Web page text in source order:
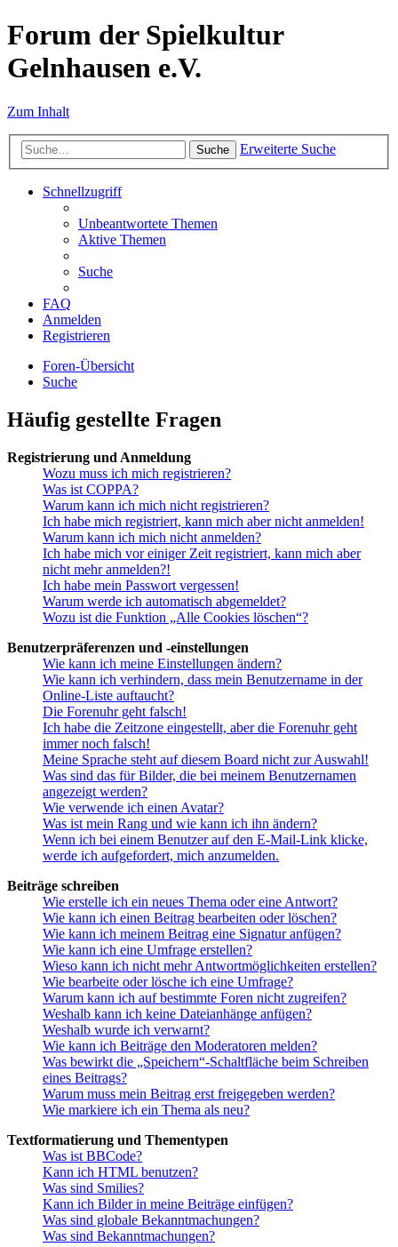
Forum der Spielkultur
Gelnhausen e.V.
Zum Inhalt
Suche Erweiterte Suche
Schnellzugriff
Unbeantwortete Themen
Aktive Themen
Suche
FAQ
Anmelden
Registrieren
Foren-Übersicht
Suche
Häufig gestellte Fragen
Registrierung und Anmeldung
Wozu muss ich mich registrieren?
Was ist COPPA?
Warum kann ich mich nicht registrieren?
Ich habe mich registriert, kann mich aber nicht anmelden!
Warum kann ich mich nicht anmelden?
Ich habe mich vor einiger Zeit registriert, kann mich aber
nicht mehr anmelden?!
Ich habe mein Passwort vergessen!
Warum werde ich automatisch abgemeldet?
Wozu ist die Funktion „Alle Cookies löschen“?
Benutzerpräferenzen und -einstellungen
Wie kann ich meine Einstellungen ändern?
Wie kann ich verhindern, dass mein Benutzername in der
Online-Liste auftaucht?
Die Forenuhr geht falsch!
Ich habe die Zeitzone eingestellt, aber die Forenuhr geht
immer noch falsch!
Meine Sprache steht auf diesem Board nicht zur Auswahl!
Was sind das für Bilder, die bei meinem Benutzernamen
angezeigt werden?
Wie verwende ich einen Avatar?
Was ist mein Rang und wie kann ich ihn ändern?
Wenn ich bei einem Benutzer auf den E-Mail-Link klicke,
werde ich aufgefordert, mich anzumelden.
Beiträge schreiben
Wie erstelle ich ein neues Thema oder eine Antwort?
Wie kann ich einen Beitrag bearbeiten oder löschen?
Wie kann ich meinem Beitrag eine Signatur anfügen?
Wie kann ich eine Umfrage erstellen?
Wieso kann ich nicht mehr Antwortmöglichkeiten erstellen?
Wie bearbeite oder lösche ich eine Umfrage?
Warum kann ich auf bestimmte Foren nicht zugreifen?
Weshalb kann ich keine Dateianhänge anfügen?
Weshalb wurde ich verwarnt?
Wie kann ich Beiträge den Moderatoren melden?
Was bewirkt die „Speichern“-Schaltfläche beim Schreiben
eines Beitrags?
Warum muss mein Beitrag erst freigegeben werden?
Wie markiere ich ein Thema als neu?
Textformatierung und Thementypen
Was ist BBCode?
Kann ich HTML benutzen?
Was sind Smilies?
Kann ich Bilder in meine Beiträge einfügen?
Was sind globale Bekanntmachungen?
Was sind Bekanntmachungen?